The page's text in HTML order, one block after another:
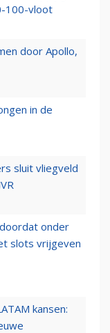
100-vloot
door Apollo,
in de
sluit vliegveld
onder
slots vrijgeven
kansen: